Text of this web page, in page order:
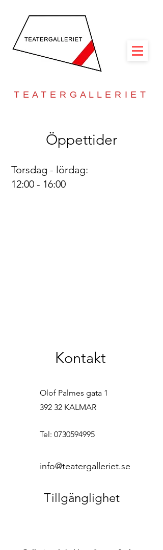
T E A T E R G A L L E R I E T
Öppettider
Torsdag - lördag:
12:00 - 16:00
Kontakt
Olof Palmes gata 1
392 32 KALMAR
Tel: 0730594995
info@teatergalleriet.se
Tillgänglighet